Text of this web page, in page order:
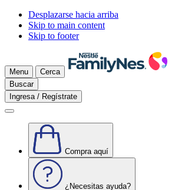
Desplazarse hacia arriba
Skip to main content
Skip to footer
Menu
Cerca
Buscar
Ingresa / Regístrate
Compra aquí
¿Necesitas ayuda?